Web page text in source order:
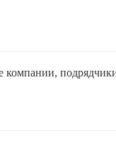
компании,